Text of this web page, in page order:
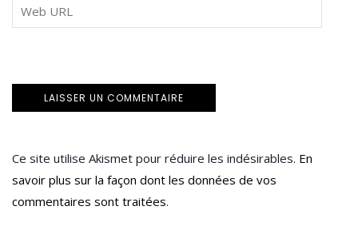
Ce site utilise Akismet pour réduire les indésirables. En
savoir plus sur la façon dont les données de vos
commentaires sont traitées.